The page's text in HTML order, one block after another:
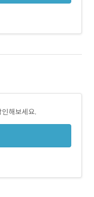
해보세요.